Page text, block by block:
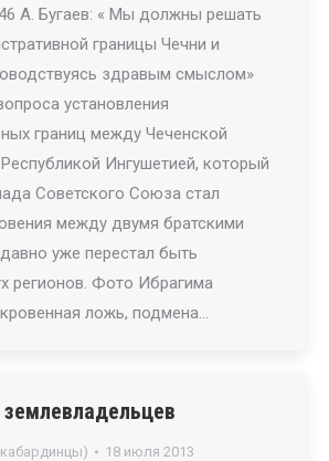
А. Бугаев: « Мы должны решать
границы Чечни и
здравым смыслом»
установления
границ между Чеченской
Ингушетией, который
Советского Союза стал
между двумя братскими
уже перестал быть
регионов. Фото Ибрагима
ложь, подмена…
18 июля 2013